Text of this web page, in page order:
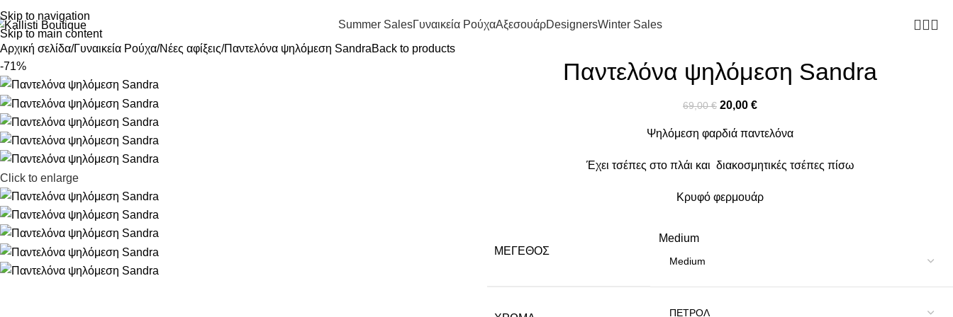
Skip to navigation
Skip to main content
Summer SalesΓυναικεία ΡούχαΑξεσουάρDesignersWinter Sales
Αρχική σελίδα Γυναικεία Ρούχα Νέες αφίξεις Παντελόνα ψηλόμεση SandraBack to products
-71%
Click to enlarge
Παντελόνα ψηλόμεση Sandra
69,00€ 20,00 €
Ψηλόμεση φαρδιά παντελόνα
Έχει τσέπες στο πλάι και διακοσμητικές τσέπες πίσω
Κρυφό φερμουάρ
ΜΈΓΕΘΟΣ
Medium